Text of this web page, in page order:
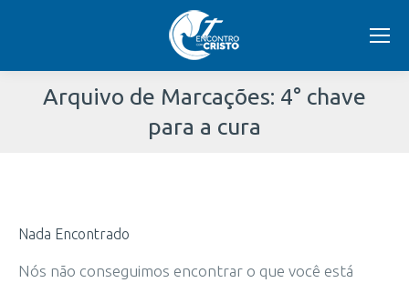
Arquivo de Marcações: 4° chave
para a cura
Nada Encontrado
Nós não conseguimos encontrar o que você está